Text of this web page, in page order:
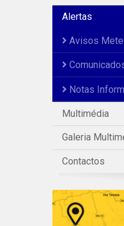
Alertas
Avisos
Notas
Multimédia
Galeria
Contactos